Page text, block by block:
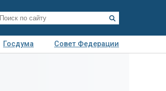
Госдума
Совет Федерации